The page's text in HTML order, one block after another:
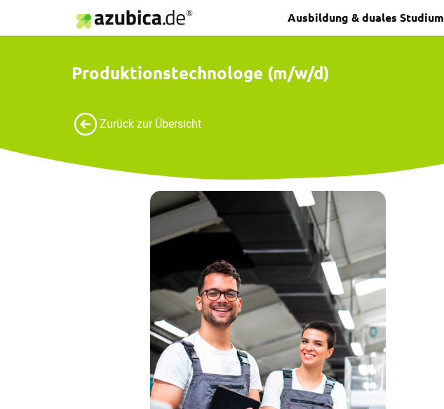
Ausbildung & duales Studium
Produktionstechnologe (m/w/d)
Zurück zur Übersicht